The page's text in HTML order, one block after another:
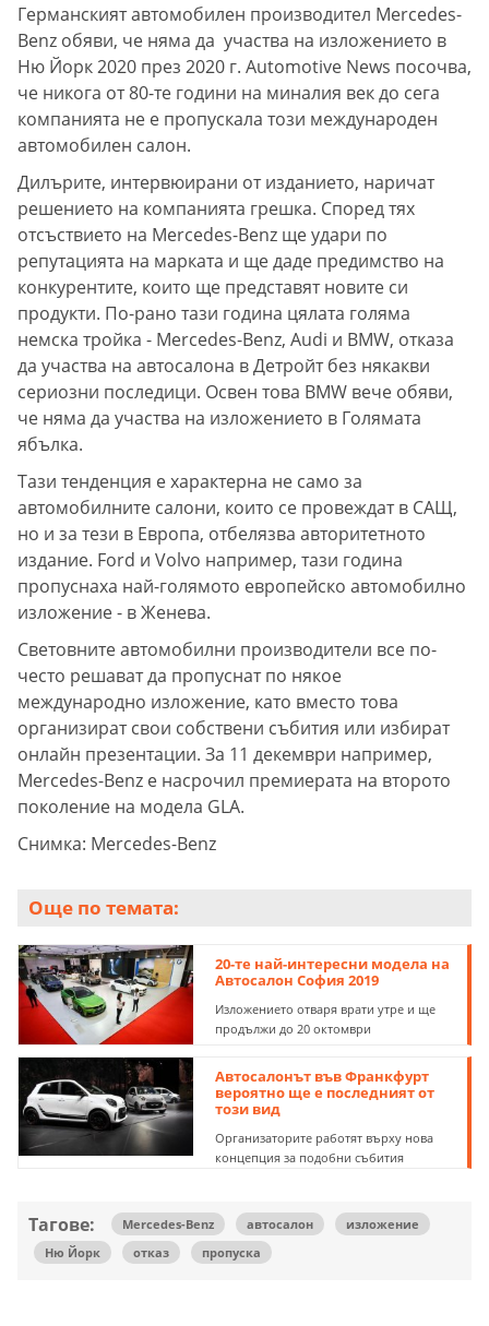
Германският автомобилен производител Mercedes-
Benz обяви, че няма да участва на изложението в
Ню Йорк 2020 през 2020 г. Automotive News посочва,
че никога от 80-те години на миналия век до сега
компанията не е пропускала този международен
автомобилен салон.
Дилърите, интервюирани от изданието, наричат
решението на компанията грешка. Според тях
отсъствието на Mercedes-Benz ще удари по
репутацията на марката и ще даде предимство на
конкурентите, които ще представят новите си
продукти. По-рано тази година цялата голяма
немска тройка - Mercedes-Benz, Audi и BMW, отказа
да участва на автосалона в Детройт без някакви
сериозни последици. Освен това BMW вече обяви,
че няма да участва на изложението в Голямата
ябълка.
Тази тенденция е характерна не само за
автомобилните салони, които се провеждат в САЩ,
но и за тези в Европа, отбелязва авторитетното
издание. Ford и Volvo например, тази година
пропуснаха най-голямото европейско автомобилно
изложение - в Женева.
Световните автомобилни производители все по-
често решават да пропуснат по някое
международно изложение, като вместо това
организират свои собствени събития или избират
онлайн презентации. За 11 декември например,
Mercedes-Benz е насрочил премиерата на второто
поколение на модела GLA.
Снимка: Mercedes-Benz
Още по темата:
20-те най-интересни модела на
Автосалон София 2019
Изложението отваря врати утре и ще
продължи до 20 октомври
Автосалонът във Франкфурт
вероятно ще е последният от
този вид
Организаторите работят върху нова
концепция за подобни събития
Тагове: Mercedes-Benz автосалон
изложение
Ню Йорк
отказ пропуска